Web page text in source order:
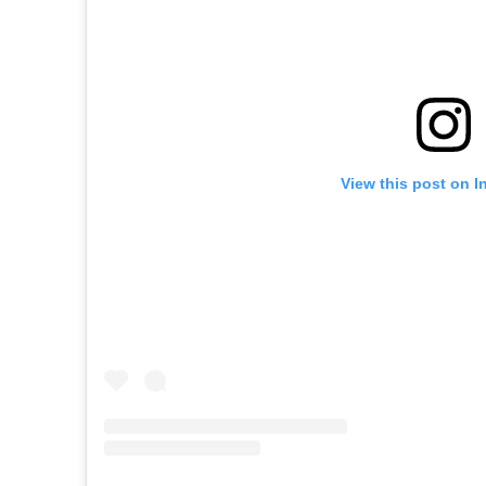
View this post on